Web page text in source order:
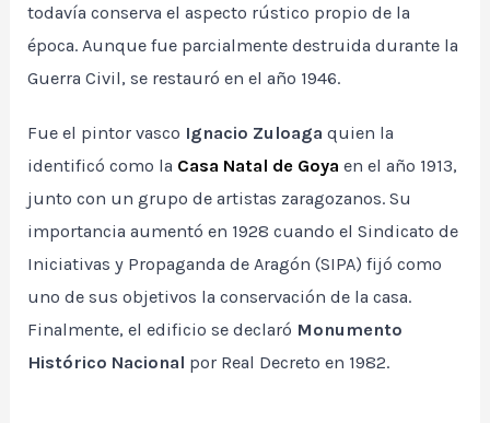
todavía conserva el aspecto rústico propio de la
época. Aunque fue parcialmente destruida durante la
Guerra Civil, se restauró en el año 1946.
Fue el pintor vasco Ignacio Zuloaga quien la
identificó como la Casa Natal de Goya en el año 1913,
junto con un grupo de artistas zaragozanos. Su
importancia aumentó en 1928 cuando el Sindicato de
Iniciativas y Propaganda de Aragón (SIPA) fijó como
uno de sus objetivos la conservación de la casa.
Finalmente, el edificio se declaró Monumento
Histórico Nacional por Real Decreto en 1982.